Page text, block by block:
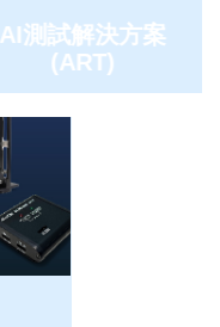
AI測試解決方案
(ART)